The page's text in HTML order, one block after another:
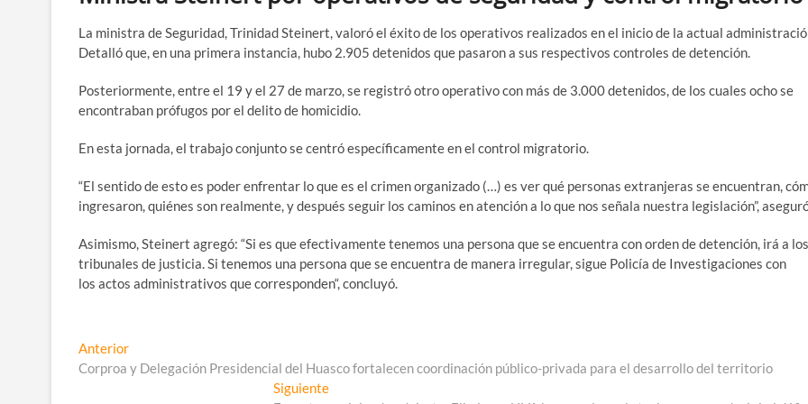
La ministra de Seguridad, Trinidad Steinert, valoró el éxito de los operativos realizados en el inicio de la actual
Detalló que, en una primera instancia, hubo 2.905 detenidos que pasaron a sus respectivos controles de detención.
Posteriormente, entre el 19 y el 27 de marzo, se registró otro operativo con más de 3.000 detenidos, de los cuales ocho se
encontraban prófugos por el delito de homicidio.
En esta jornada, el trabajo conjunto se centró específicamente en el control migratorio.
“El sentido de esto es poder enfrentar lo que es el crimen organizado (…) es verqué personas extranjeras se encuentran,
ingresaron, quiénes son realmente, y después seguir los caminos en atención a lo que nos señala nuestra legislación”,
Asimismo, Steinert agregó: “Si es que efectivamente tenemos una persona que se encuentra con orden de detención, irá a los
tribunales de justicia. Si tenemos una persona que se encuentra de manera irregular, sigue Policía de Investigaciones con
los actos administrativos que corresponden“, concluyó.
Navegación
de
AnteriorEntrada
anterior:
Corproa y Delegación Presidencial del Huasco fortalecen coordinación público-privada para el desarrollo del territorio
SiguienteEntrada